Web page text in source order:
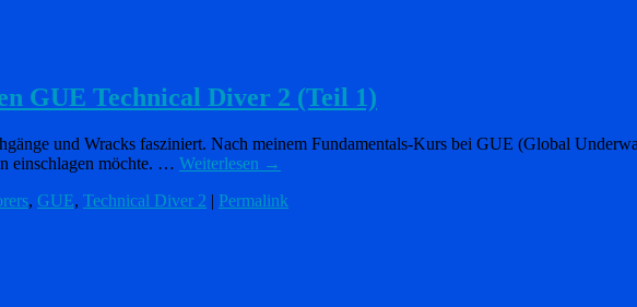
GUE Technical Diver 2 (Teil 1)
und Wracks fasziniert. Nach meinem Fundamentals-Kurs bei GUE (Global
einschlagen möchte. … Weiterlesen →
, GUE, Technical Diver 2 | Permalink